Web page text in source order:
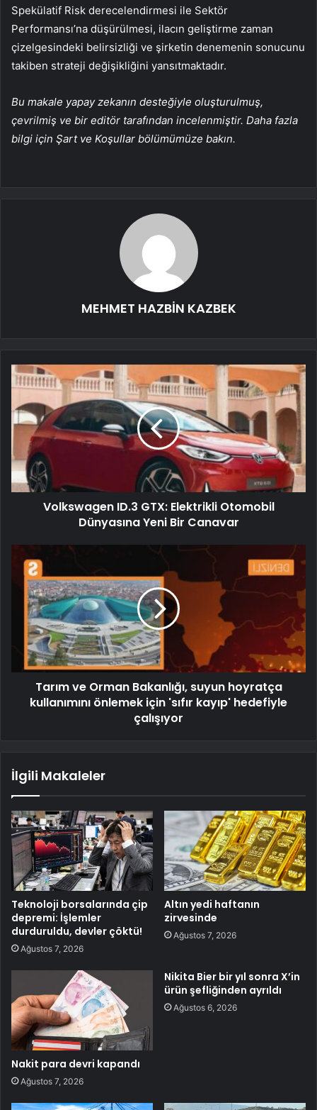
Spekülatif Risk derecelendirmesi ile Sektör
Performansı’na düşürülmesi, ilacın geliştirme zaman
çizelgesindeki belirsizliği ve şirketin denemenin sonucunu
takiben strateji değişikliğini yansıtmaktadır.
Bu makale yapay zekanın desteğiyle oluşturulmuş,
çevrilmiş ve bir editör tarafından incelenmiştir. Daha fazla
bilgi için Şart ve Koşullar bölümümüze bakın.
MEHMET HAZBİN KAZBEK
Volkswagen ID.3 GTX: Elektrikli Otomobil
Dünyasına Yeni Bir Canavar
Tarım ve Orman Bakanlığı, suyun hoyratça
kullanımını önlemek için 'sıfır kayıp' hedefiyle
çalışıyor
İlgili Makaleler
Teknoloji borsalarında çip
depremi: İşlemler
durduruldu, devler çöktü!
Ağustos 7, 2026
Altın yedi haftanın
zirvesinde
Ağustos 7, 2026
Nakit para devri kapandı
Ağustos 7, 2026
Nikita Bier bir yıl sonra X’in
ürün şefliğinden ayrıldı
Ağustos 6, 2026